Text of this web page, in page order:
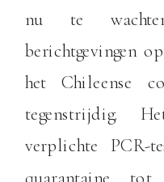
nu te
berichtgevingen
het Chileense
tegenstrijdig.
verplichte